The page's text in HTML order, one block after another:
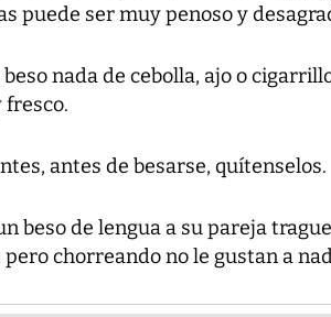
puede ser muy penoso y
nada de cebolla, ajo o
antes de besarse, quítenselos.
beso de lengua a su pareja
chorreando no le gustan a